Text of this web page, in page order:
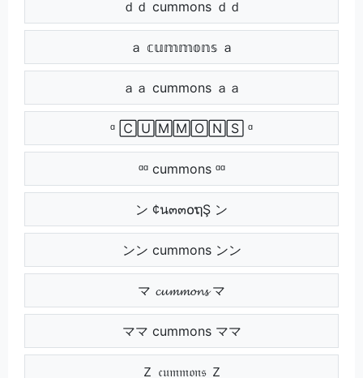
ｄｄ cummons ｄｄ
ａ 𝕔𝕦𝕞𝕞𝕠𝕟𝕤 ａ
ａａ cummons ａａ
ᵅ 🄲🅄🄼🄼🄾🄽🅂 ᵅ
ᵅᵅ cummons ᵅᵅ
ン ¢น๓๓໐ຖŞ ン
ンン cummons ンン
マ 𝓬𝓾𝓶𝓶𝓸𝓷𝓼 マ
ママ cummons ママ
Ｚ 𝔠𝔲𝔪𝔪𝔬𝔫𝔰 Ｚ